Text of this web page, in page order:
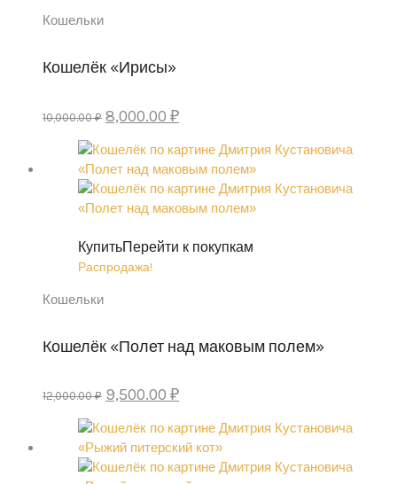
Кошельки
Кошелёк «Ирисы»
10,000.00 ₽ Первоначальная
составляла
10,000.00 ₽.
8,000.00 ₽Текущая
8,000.00 ₽.
КупитьПерейти к покупкам
Распродажа!
Кошельки
Кошелёк «Полет над маковым полем»
12,000.00 ₽ Первоначальная
составляла
12,000.00 ₽.
9,500.00 ₽Текущая
9,500.00 ₽.